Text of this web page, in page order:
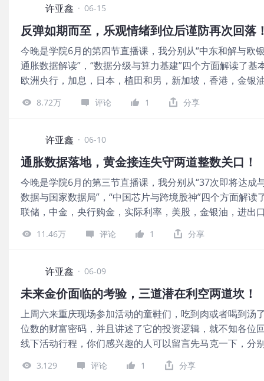
济数据
劲，这锁死了短期内降息的可能性。 如果今夜大家不看
政策声明是否会删除此前的降息偏向，这是最确定的变
将被移除。 第三，新主席沃什力推的“缩表优先”政策会
表态，他需要在白宫的降息诉求和央行独立性之间找到平
策框架的信号。 图片 综上所述，本次会议的基准情景是“
将承压，美债收益率易上难下，黄金和油价短期也面临压
高估值的AI赛道。这也是为何我在前文《0615：反弹如
意回落二次探底的风险。 国内市场方面，碳基通缩，硅
市场的不同的面。 大A市场当下呈现出冰火两重天的两面
许亚鑫 · 06-15
反弹如期而至，乐观情绪到位后谨防再次回落
今晚是学院6月的第四节直播课，我分别从“中东和解与欧
通胀数据解读”，“数据分级与算力基建”四个方面解读了
欧洲央行，加息，日本，植田和男，新加坡，香港，金
据分级，算力基建，人民币，A股，港股等给出了接下来
录的落地，市场的紧张情绪大幅度缓解，金银跳空高开
元/盎司的低位。 正如我前文《0612：重磅更新！反弹
成功刷出了短线的一个调整低点，有望依托该低点展开
架。” 这轮黄金反弹行情主要由利率预期，利空出尽，以
的CPI和PPI数据超过预期，表明通胀韧性主要由能源拉
4300，4200，4100三道整数关口，最低触及4023美元/
局，短线上空头情绪得到释放。 其次，欧洲央行上周完
派立场已经部分被市场计价，美债收益率的下滑为黄金
黄金行情核心的拐点，市场的短期逻辑也出现切换。随
资产持有成本下行，叠加前期深度的回调带来抄底资金入
8.72万 评论 1 分享
许亚鑫 · 06-10
通胀数据落地，黄金接连失守两道整数关口！
今晚是学院6月的第三节直播课，我分别从“37次即将达成
数据与国家数据局”，“中国芯片与跨境股神”四个方面解
联储，中金，央行购金，实际利率，美股，金银油，进出
价，跨境股神，人民币，A股，港股等给出了接下来的布
未来金价面临的考验，三道潜在利空两道坎！》提到的
(CPI)同比上涨4.2%，为2023年初以来最高水平，符合市
推动整体通胀走高的主要因素是伊朗战争引发的能源价
美联储通讯社"Nick Timiraos分析指出，以三个月年化计
0.47%，年化涨幅约5.8%，使得12个月涨幅达到4.2%，
2.9%，与预期持平，较前值2.8%小幅抬升；环比涨幅为
美国实际工资已出现2023年4月以来首次同比负增长，令
前一天的4363美元/盎司水平一路阴跌下行，失守4300
调整新低，随后反抽至4170附近。 历史数据显示，过去
11.46万 评论 1 分享
许亚鑫 · 06-09
未来金价面临的考验，三道潜在利空两道坎！
上周六来重庆现场参加活动的童鞋们，吃到肉或者喝到汤
位数的财富密码，并且讲述了它的投资逻辑，就不知各位
线下活动行程，你们感兴趣的人可以留言先马克一下，分
方面，我在前文《0608：黑色星期一，都进来关灯吃面
4300关口，触及调整新低，然后伴随着中东局势再次缓
3,129 评论 1 分享